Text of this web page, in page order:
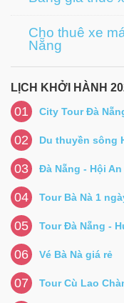
Cho thuê xe
Nẵng
LỊCH KHỞI HÀNH
01 City Tour Đà
02 Du thuyền sông
03 Đà Nẵng - Hội
04 Tour Bà Nà 1
05 Tour Đà Nẵng -
06 Vé Bà Nà giá rẻ
07 Tour Cù Lao